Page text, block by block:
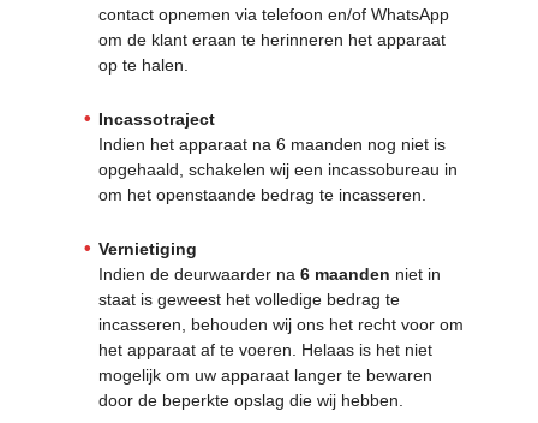
contact opnemen via telefoon en/of WhatsApp
om de klant eraan te herinneren het apparaat
op te halen.
Incassotraject
Indien het apparaat na 6 maanden nog niet is
opgehaald, schakelen wij een incassobureau in
om het openstaande bedrag te incasseren.
Vernietiging
Indien de deurwaarder na 6 maanden niet in
staat is geweest het volledige bedrag te
incasseren, behouden wij ons het recht voor om
het apparaat af te voeren. Helaas is het niet
mogelijk om uw apparaat langer te bewaren
door de beperkte opslag die wij hebben.